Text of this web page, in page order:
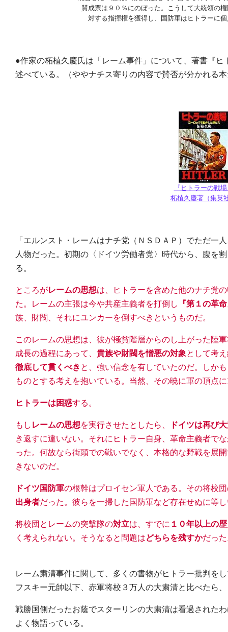
賛成票は９０％にのぼった。こうして大統領の
対する指揮権を獲得し、国防軍はヒトラーに
●作家の柘植久慶氏は「レーム事件」について、著書『
述べている。（ややナチス寄りの内容で賛否が分かれる
『ヒトラーの戦
柘植久慶著（集英
「エルンスト・レームはナチ党（ＮＳＤＡＰ）でただ一
人物だった。初期の〈ドイツ労働者党〉時代から、腹を
る。
ところがレームの思想は、ヒトラーを含めた他のナチ党
た。レームの主張は今や共産主義者を打倒し
『第１の革
族、財閥、それにユンカーを倒すべきというものだ。
このレームの思想は、彼が極貧階層からのし上がった陸
成長の過程にあって、 貴族や財閥を憎悪の対象として考
徹底して貫くべき と、強い信念を有していたのだ。しか
ものとする考えを抱いている。当然、その暁に軍の頂点
ヒトラーは困惑する。
もし レームの思想を実行させたとしたら、
ドイツは再び
き返すに違いない。それにヒトラー自身、革命主義者で
った。何故なら街頭での戦いでなく、本格的な野戦を展
きないのだ。
ドイツ国防軍の根幹はプロイセン軍人である。その将校
出身者だった。彼らを一掃した国防軍など存在せぬに等
将校団とレームの突撃隊の対立は、すでに １０年以上の
く考えられない。そうなると問題はどちらを残すかだっ
レーム粛清事件に関して、多くの書物がヒトラー批判を
フスキー元帥以下、赤軍将校３万人の大粛清と比べたら
戦勝国側だったお蔭でスターリンの大粛清は看過された
よく物語っている。